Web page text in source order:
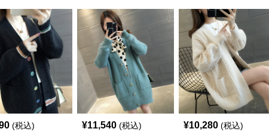
(税込) ¥11,540 (税込) ¥10,280 (税込)